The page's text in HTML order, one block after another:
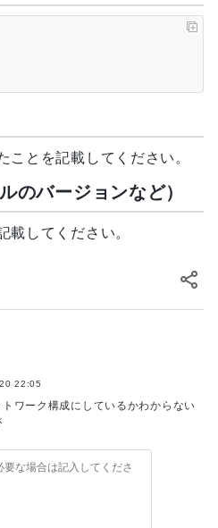
ことを記載してください。
のバージョンなど）
載してください。
22:05
ワーク構成にしているかわからない